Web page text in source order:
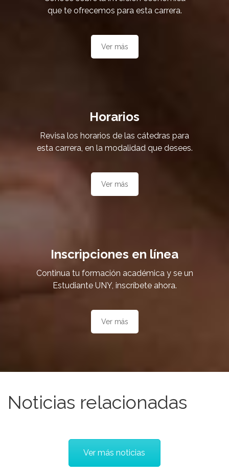
que te ofrecemos para esta carrera.
Ver más
Horarios
Revisa los horarios de las cátedras para
esta carrera, en la modalidad que desees.
Ver más
Inscripciones en línea
Continua tu formación académica y se un
Estudiante UNY, inscríbete ahora.
Ver más
Noticias relacionadas
Ver más noticias